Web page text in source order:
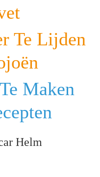
Te Lijden
Maken
Helm